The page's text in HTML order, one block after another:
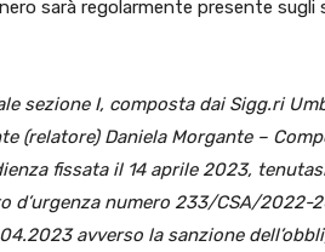
sarà regolarmente presente sugli
sezione I, composta dai Sigg.ri
(relatore) Daniela Morgante –
fissata il 14 aprile 2023,
d’urgenza numero 233/CSA/2022-
avverso la sanzione